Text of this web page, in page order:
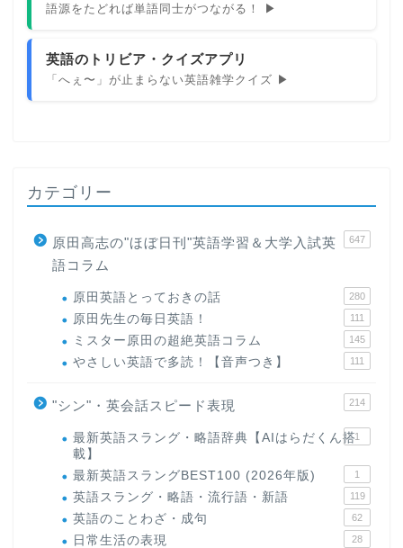
語源をたどれば単語同士がつながる！ ▶
英語のトリビア・クイズアプリ
「へぇ〜」が止まらない英語雑学クイズ ▶
カテゴリー
原田高志の"ほぼ日刊"英語学習＆大学入試英
語コラム
647
原田英語とっておきの話 280
原田先生の毎日英語！ 111
ミスター原田の超絶英語コラム 145
やさしい英語で多読！【音声つき】 111
"シン"・英会話スピード表現 214
最新英語スラング・略語辞典【AIはらだくん搭
載】
1
最新英語スラングBEST100 (2026年版) 1
英語スラング・略語・流行語・新語 119
英語のことわざ・成句 62
日常生活の表現 28